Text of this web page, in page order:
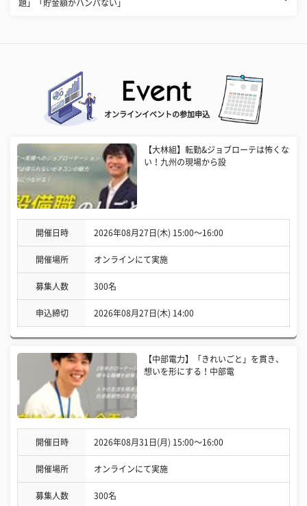
題」「貯金額がハンパない」
オンラインイベントの参加申込
【大林組】転勤&ジョブローテは怖くな
い！九州の現場から設
開催日時 2026年08月27日(木) 15:00〜16:00
開催場所 オンラインにて実施
募集人数 300名
申込締切 2026年08月27日(木) 14:00
【中部電力】「きれいごと」を貫き、
想いを形にする！中部電
開催日時 2026年08月31日(月) 15:00〜16:00
開催場所 オンラインにて実施
募集人数 300名